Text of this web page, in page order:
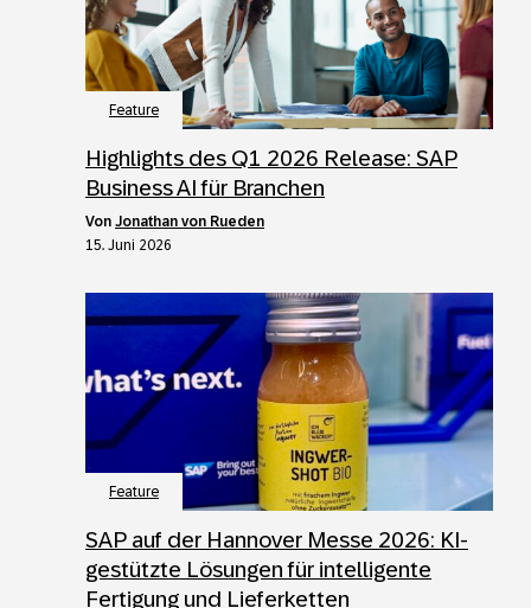
Feature
Highlights des Q1 2026 Release: SAP
Business AI für Branchen
von Jonathan von Rueden
15. Juni 2026
Feature
SAP auf der Hannover Messe 2026: KI-
gestützte Lösungen für intelligente
Fertigung und Lieferketten